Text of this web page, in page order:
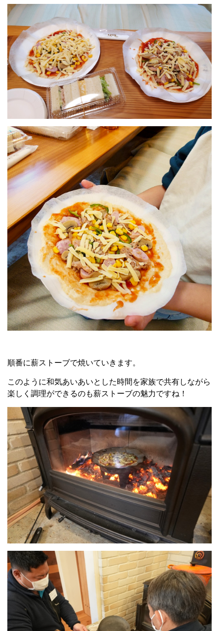
順番に薪ストーブで焼いていきます。
このように和気あいあいとした時間を家族で共有しながら
楽しく調理ができるのも薪ストーブの魅力ですね！